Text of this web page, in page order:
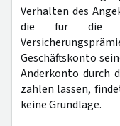
Verhalten des
die für die X.
Geschäftskonto
Anderkonto durch
zahlen lassen,
keine Grundlage.